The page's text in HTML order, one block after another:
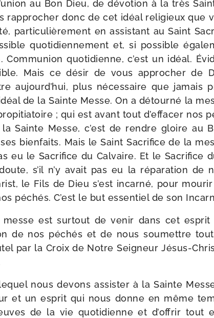
au Bon Dieu, de dévo­tion à la très
rap­pro­cher donc de cet idéal reli­gieux que
par­ti­cu­liè­re­ment en assis­tant au Saint
quo­ti­dien­ne­ment et, si pos­sible
Communion quo­ti­dienne, c’est un idéal.
Mais ce désir de vous appro­cher de
aujourd’hui, plus néces­saire que jamais
de la Sainte Messe. On a détour­né la
; qui est avant tout d’effacer nos
Sainte Messe, c’est de rendre gloire au
bien­faits. Mais le Saint Sacrifice de la
eu le Sacrifice du Calvaire. Et le Sacrifice
s’il n’y avait pas eu la répa­ra­tion de
le Fils de Dieu s’est incar­né, pour
péchés. C’est le but essen­tiel de son
est sur­tout de venir dans cet
de nos péchés et de nous sou­mettre
par la Croix de Notre Seigneur Jésus-​
nous devons assis­ter à la Sainte
et un esprit qui nous donne en même
de la vie quo­ti­dienne et d’offrir tout